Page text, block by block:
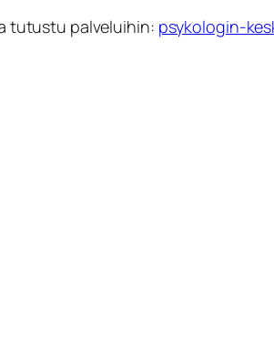
tutustu palveluihin: psykologin-